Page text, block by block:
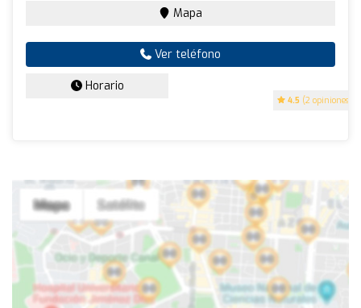
4.5 (2 opiniones)
Mapa
Ver teléfono
Horario